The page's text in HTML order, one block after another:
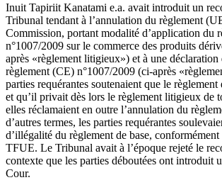
Inuit Tapiriit Kanatami e.a. avait introduit un
Tribunal tendant à l’annulation du règlement
Commission, portant modalité d’application du
n°1007/2009 sur le commerce des produits
après «règlement litigieux») et à une
règlement (CE) n°1007/2009 (ci-après
parties requérantes soutenaient que le règlement
et qu’il privait dès lors le règlement litigieux de
elles réclamaient en outre l’annulation du
d’autres termes, les parties requérantes
d’illégalité du règlement de base,
TFUE. Le Tribunal avait à l’époque rejeté le
contexte que les parties déboutées ont introduit
Cour.